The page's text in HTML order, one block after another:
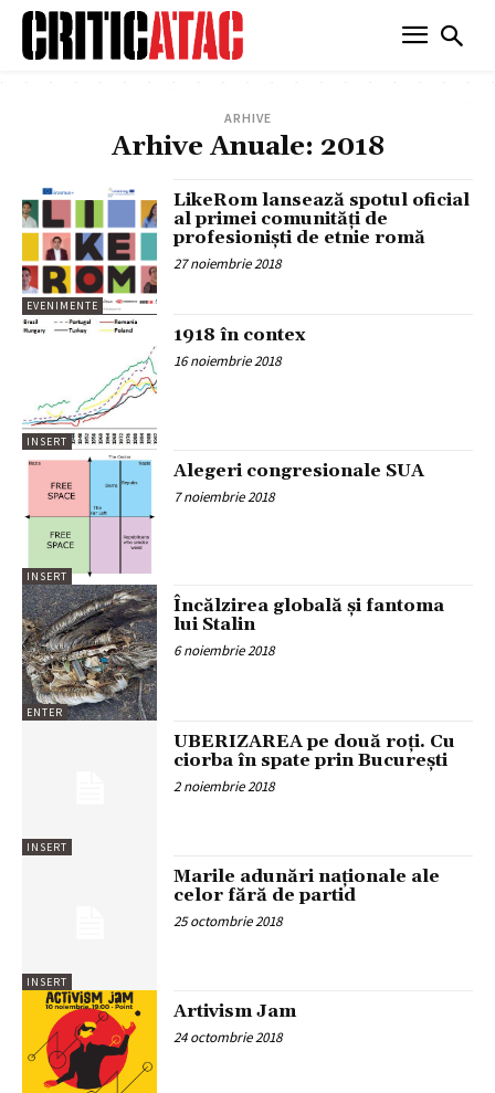
ARHIVE
Arhive Anuale: 2018
EVENIMENTE
LikeRom lansează spotul oficial
al primei comunități de
profesioniști de etnie romă
27 noiembrie 2018
INSERT
1918 în contex
16 noiembrie 2018
INSERT
Alegeri congresionale SUA
7 noiembrie 2018
ENTER
Încălzirea globală și fantoma
lui Stalin
6 noiembrie 2018
INSERT
UBERIZAREA pe două roți. Cu
ciorba în spate prin București
2 noiembrie 2018
INSERT
Marile adunări naționale ale
celor fără de partid
25 octombrie 2018
Artivism Jam
24 octombrie 2018